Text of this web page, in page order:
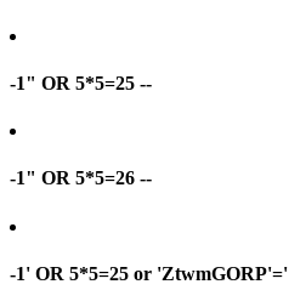
-1" OR 5*5=25 --
-1" OR 5*5=26 --
-1' OR 5*5=25 or 'ZtwmGORP'='